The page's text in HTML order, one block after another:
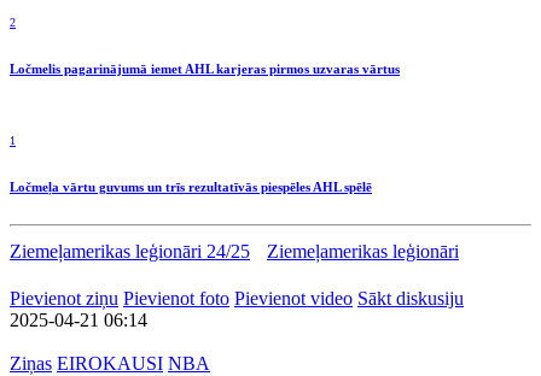
2
Ločmelis pagarinājumā iemet AHL karjeras pirmos uzvaras vārtus
1
Ločmeļa vārtu guvums un trīs rezultatīvās piespēles AHL spēlē
Ziemeļamerikas leģionāri 24/25 Ziemeļamerikas leģionāri
Pievienot ziņu Pievienot foto Pievienot video Sākt diskusiju
2025-04-21 06:14
Ziņas EIROKAUSI NBA